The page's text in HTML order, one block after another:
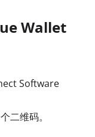
Wallet
Software
二维码。